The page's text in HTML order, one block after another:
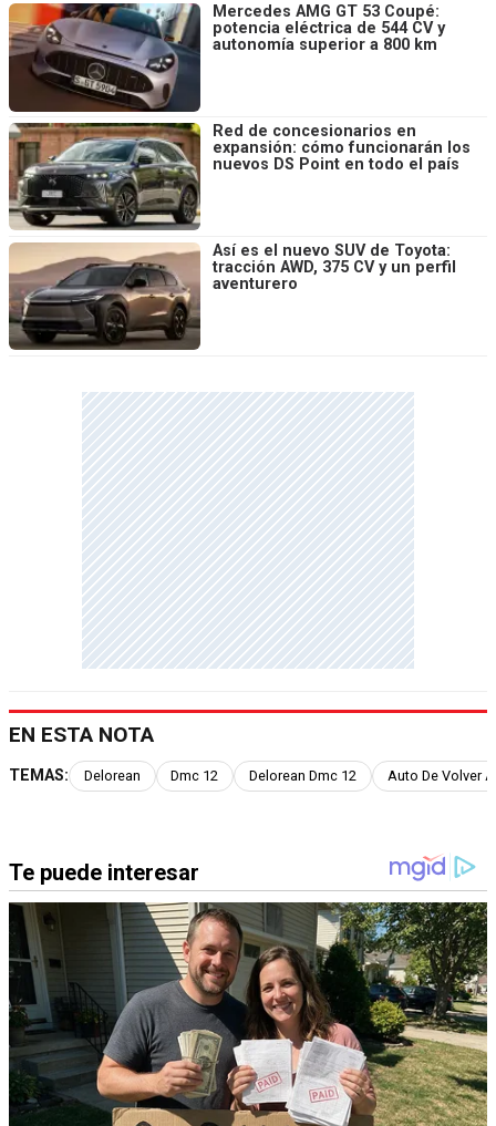
Mercedes AMG GT 53 Coupé:
potencia eléctrica de 544 CV y
autonomía superior a 800 km
Red de concesionarios en
expansión: cómo funcionarán los
nuevos DS Point en todo el país
Así es el nuevo SUV de Toyota:
tracción AWD, 375 CV y un perfil
aventurero
EN ESTA NOTA
TEMAS: Delorean Dmc 12 Delorean Dmc 12 Auto De Volver